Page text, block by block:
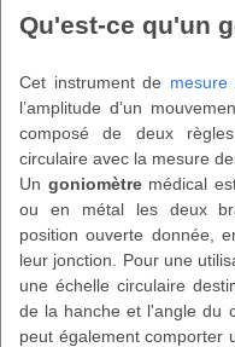
Qu'est-ce qu'un
Cet instrument de mesure
l’amplitude d’un
composé de deux
circulaire avec la mesure
Un goniomètremédical
ou en métal les deux
position ouverte donnée,
leur jonction. Pour une
une échelle circulaire
de la hanche et l'angle du
peut également comporter